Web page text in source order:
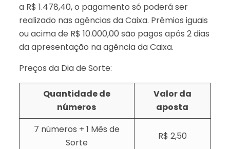
a R$ 1.478,40, o pagamento só poderá ser
realizado nas agências da Caixa. Prêmios iguais
ou acima de R$ 10.000,00 são pagos após 2 dias
da apresentação na agência da Caixa.
Preços da Dia de Sorte:
Quantidade de
números
Valor da
aposta
7 números + 1 Mês de
Sorte
R$ 2,50